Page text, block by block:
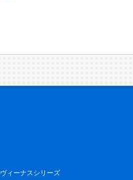
ヴィーナスシリーズ